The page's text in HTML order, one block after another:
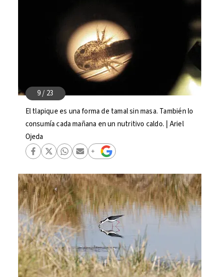
El tlapique es una forma de tamal sin masa. También lo
consumía cada mañana en un nutritivo caldo. | Ariel
Ojeda